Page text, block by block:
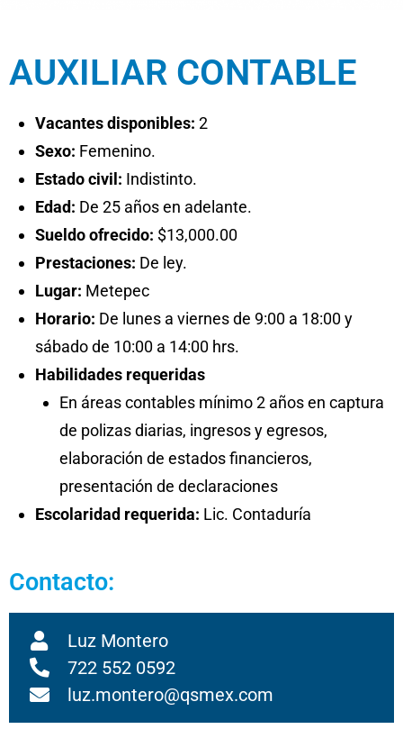
AUXILIAR CONTABLE
Vacantes disponibles: 2
Sexo: Femenino.
Estado civil: Indistinto.
Edad: De 25 años en adelante.
Sueldo ofrecido: $13,000.00
Prestaciones: De ley.
Lugar: Metepec
Horario: De lunes a viernes de 9:00 a 18:00 y
sábado de 10:00 a 14:00 hrs.
Habilidades requeridas
En áreas contables mínimo 2 años en captura
de polizas diarias, ingresos y egresos,
elaboración de estados financieros,
presentación de declaraciones
Escolaridad requerida: Lic. Contaduría
Contacto:
Luz Montero
722 552 0592
luz.montero@qsmex.com